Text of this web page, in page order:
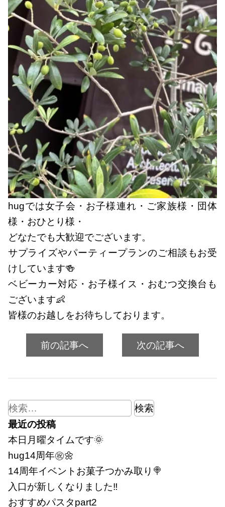
hugでは女子会・お子様連れ・ご家族様・団体
様・おひとり様・
どなたでも大歓迎でございます。
サプライズやパーティープランのご相談もお受
けしています🍻
ベビーカー対応・お子様イス・おむつ交換台も
ございます👶
皆様のお越しをお待ちしております。
前の記事へ 次の記事へ
検
索:
最近の投稿
本日月曜タイムです🌞
hug14周年㊗🌼
14周年イベントお菓子つかみ取り🍭
入口が新しくなりました‼
おすすめパスタpart2